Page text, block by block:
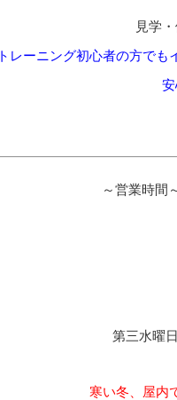
見学
トレーニング初心者の方で
～営業時間
第三水曜
寒い冬、屋内